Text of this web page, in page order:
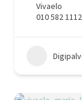
Vivaelo
010 582 1112